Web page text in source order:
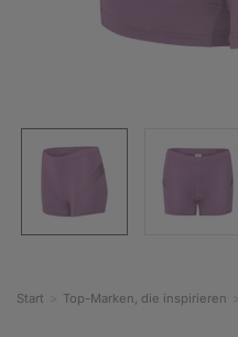
Start Top-Marken, die inspirieren